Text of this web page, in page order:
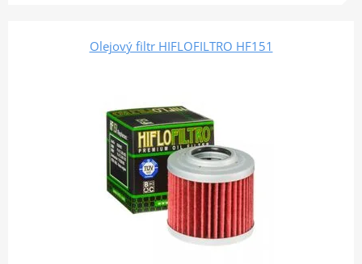
Olejový filtr HIFLOFILTRO HF151